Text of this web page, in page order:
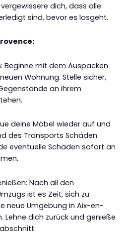
dich, dass alle
sind, bevor es losgeht.
Beginne mit dem Auspacken
Wohnung. Stelle sicher,
an ihrem
deine Möbel wieder auf und
des Transports Schäden
eventuelle Schäden sofort an
Nach all den
ist es Zeit, sich zu
neue Umgebung in Aix-en-
Lehne dich zurück und genieße